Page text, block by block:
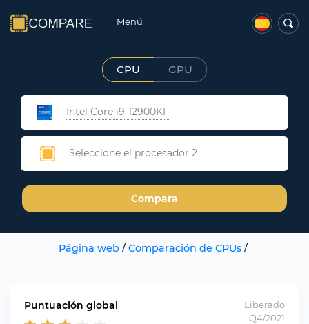
Menú
CPU GPU
Intel Core i9-12900KF
Seleccione el procesador 2
Compara
Página web / Comparación de CPUs /
Puntuación global
Liberado
Q4/2021